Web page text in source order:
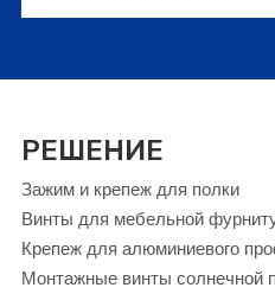
РЕШЕНИЕ
Зажим и крепеж для полки
Винты для мебельной
Крепеж для алюминиевого
Монтажные винты солнечной